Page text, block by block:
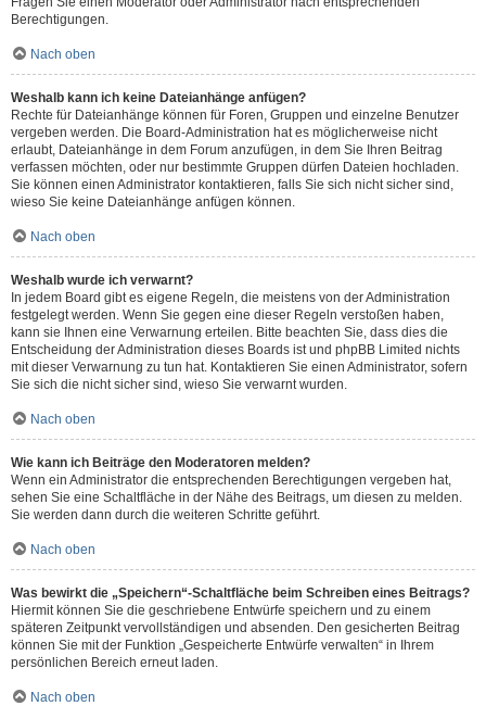
Berechtigungen.
Nach oben
Weshalb kann ich keine Dateianhänge anfügen?
Rechte für Dateianhänge können für Foren, Gruppen und einzelne Benutzer
vergeben werden. Die Board-Administration hat es möglicherweise nicht
erlaubt, Dateianhänge in dem Forum anzufügen, in dem Sie Ihren Beitrag
verfassen möchten, oder nur bestimmte Gruppen dürfen Dateien hochladen.
Sie können einen Administrator kontaktieren, falls Sie sich nicht sicher sind,
wieso Sie keine Dateianhänge anfügen können.
Nach oben
Weshalb wurde ich verwarnt?
In jedem Board gibt es eigene Regeln, die meistens von der Administration
festgelegt werden. Wenn Sie gegen eine dieser Regeln verstoßen haben,
kann sie Ihnen eine Verwarnung erteilen. Bitte beachten Sie, dass dies die
Entscheidung der Administration dieses Boards ist und phpBB Limited nichts
mit dieser Verwarnung zu tun hat. Kontaktieren Sie einen Administrator, sofern
Sie sich die nicht sicher sind, wieso Sie verwarnt wurden.
Nach oben
Wie kann ich Beiträge den Moderatoren melden?
Wenn ein Administrator die entsprechenden Berechtigungen vergeben hat,
sehen Sie eine Schaltfläche in der Nähe des Beitrags, um diesen zu melden.
Sie werden dann durch die weiteren Schritte geführt.
Nach oben
Was bewirkt die „Speichern“-Schaltfläche beim Schreiben eines Beitrags?
Hiermit können Sie die geschriebene Entwürfe speichern und zu einem
späteren Zeitpunkt vervollständigen und absenden. Den gesicherten Beitrag
können Sie mit der Funktion „Gespeicherte Entwürfe verwalten“ in Ihrem
persönlichen Bereich erneut laden.
Nach oben